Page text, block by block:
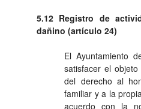
5.12 Registro de
dañino (artículo 24)
El Ayuntamiento
satisfacer el
del derecho al
familiar y a la
acuerdo con la